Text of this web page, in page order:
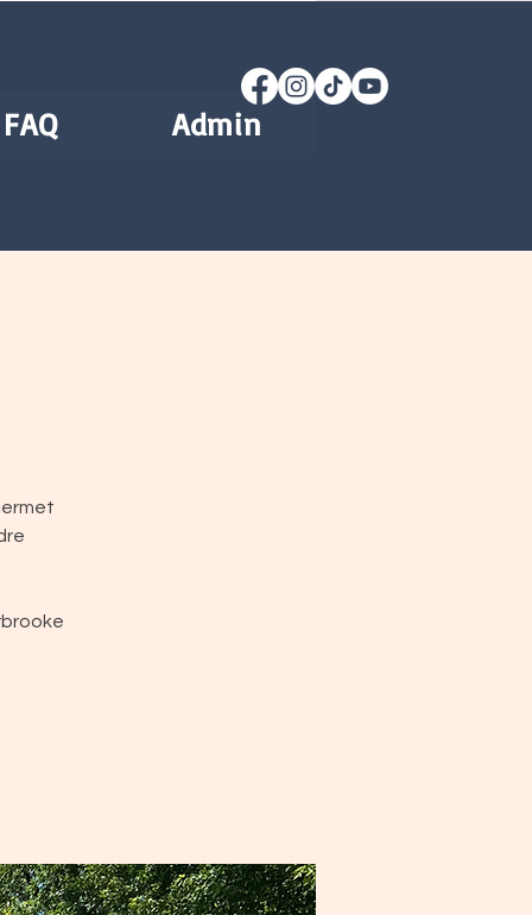
FAQ Admin